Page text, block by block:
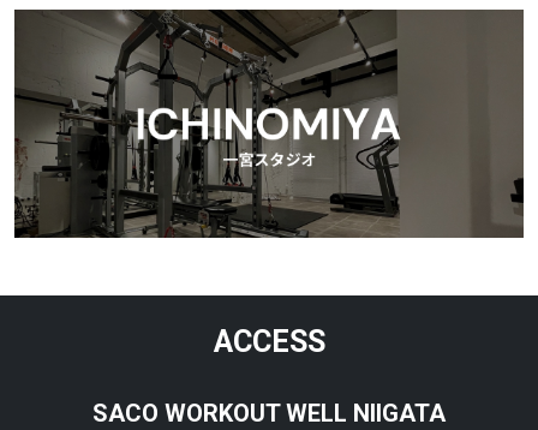
ACCESS
SACO WORKOUT WELL NIIGATA